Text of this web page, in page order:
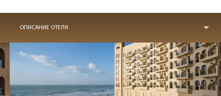
ОПИСАНИЕ ОТЕЛЯ